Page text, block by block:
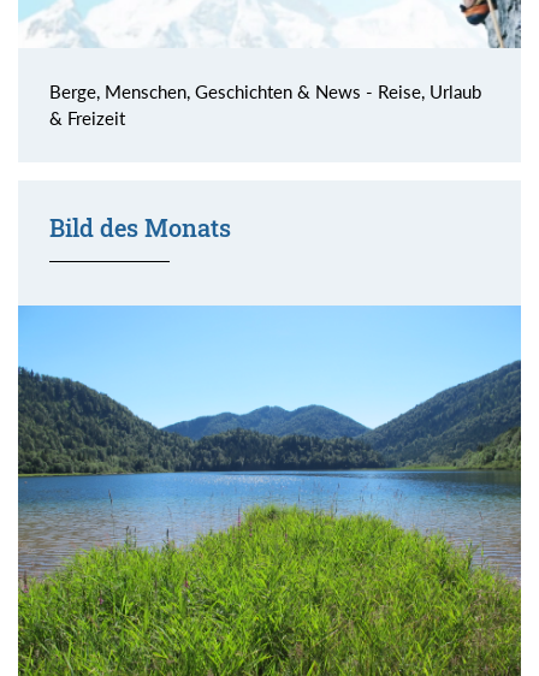
Berge, Menschen, Geschichten & News - Reise, Urlaub
& Freizeit
Bild des Monats